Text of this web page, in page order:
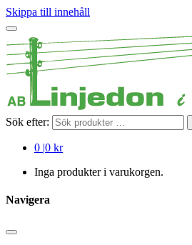
Skippa till innehåll
Sök efter:
0 |0 kr
Inga produkter i varukorgen.
Navigera